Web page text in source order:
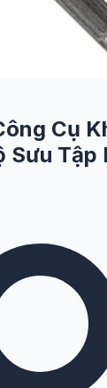
Cụ
Sưu Tập